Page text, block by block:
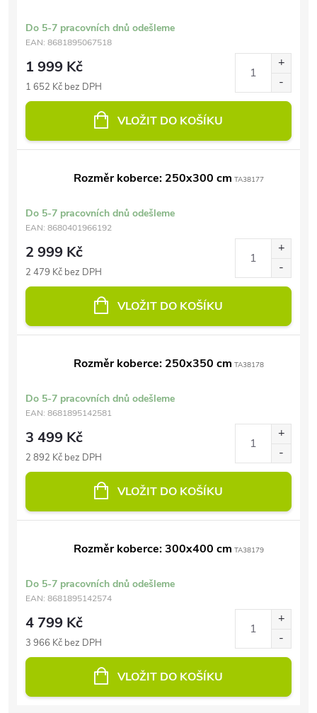
Do 5-7 pracovních dnů odešleme
EAN: 8681895067518
1 999 Kč
1 652 Kč bez DPH
VLOŽIT DO KOŠÍKU
Rozměr koberce: 250x300 cm TA38177
Do 5-7 pracovních dnů odešleme
EAN: 8680401966192
2 999 Kč
2 479 Kč bez DPH
VLOŽIT DO KOŠÍKU
Rozměr koberce: 250x350 cm TA38178
Do 5-7 pracovních dnů odešleme
EAN: 8681895142581
3 499 Kč
2 892 Kč bez DPH
VLOŽIT DO KOŠÍKU
Rozměr koberce: 300x400 cm TA38179
Do 5-7 pracovních dnů odešleme
EAN: 8681895142574
4 799 Kč
3 966 Kč bez DPH
VLOŽIT DO KOŠÍKU